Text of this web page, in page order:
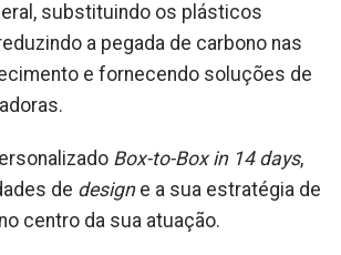
substituindo os plásticos
a pegada de carbono nas
e fornecendo soluções de
Box-to-Box in 14 days,
de designe a sua estratégia de
centro da sua atuação.